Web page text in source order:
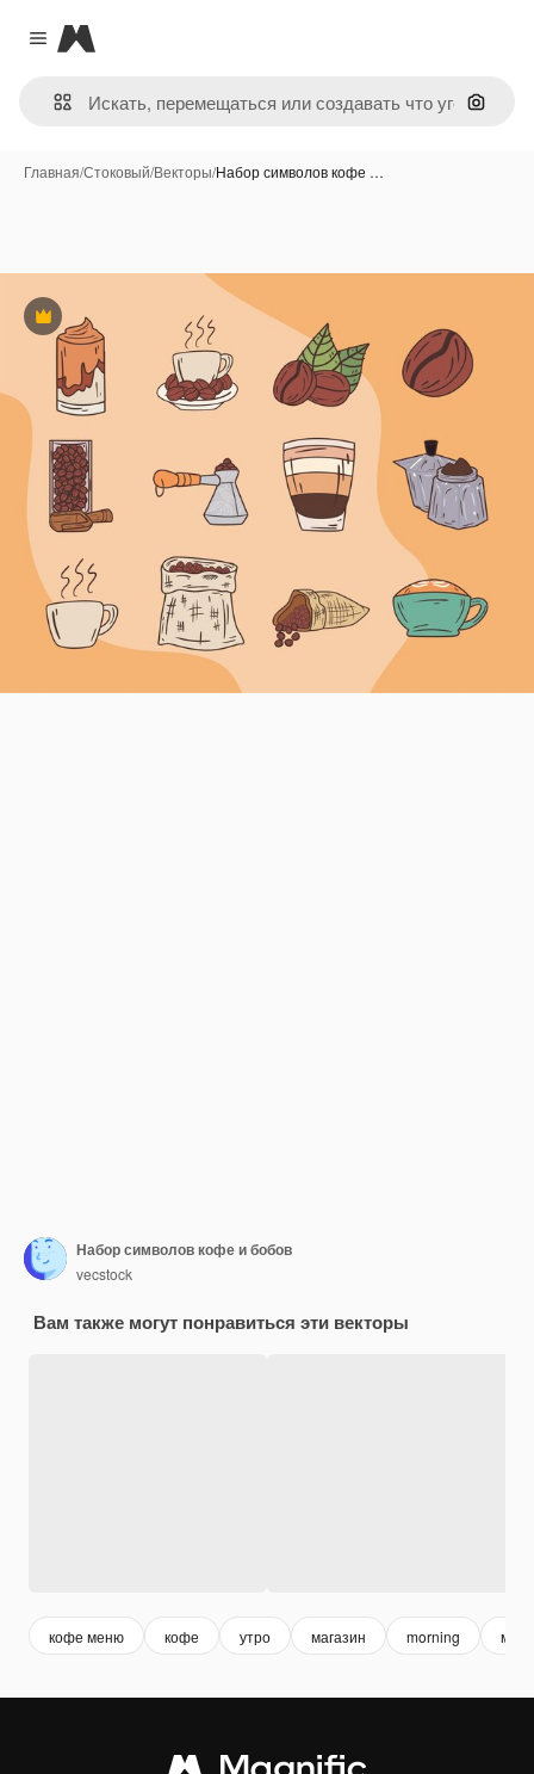
Close menu
Magnific
Поиск
Главная/Стоковый/Векторы/Набор символов кофе …
Премиум
Набор символов кофе и бобов
vecstock
Вам также могут понравиться эти векторы
кофе меню кофе утро магазин morning